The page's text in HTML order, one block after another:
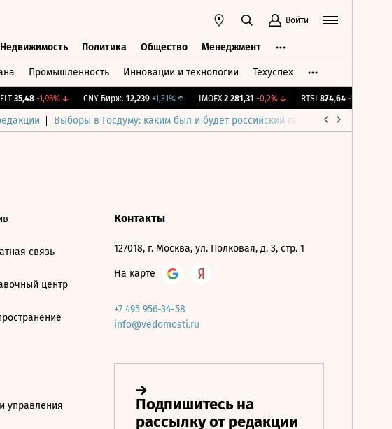
Войти
Недвижимость Политика Общество Менеджмент
Промышленность Инновации и технологии Техуспех
35,48 -1,96%↓ CNY Бирж. 12,239 +1,31%↑ IMOEX 2 281,31 -0,2%↓ RTSI 874,64 -1,12%
Выборы в Госдуму: каким был и будет российский парламент
связь
центр
управления
Контакты
127018, г. Москва, ул. Полковая, д. 3, стр. 1
На карте
+7 495 956-34-58
info@vedomosti.ru